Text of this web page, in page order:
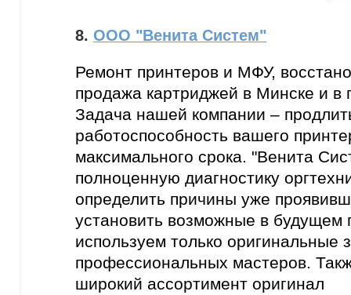
8. ООО "Венита Систем"
Ремонт принтеров и МФУ,
продажа картриджей в Минске и в
Задача нашей компании –
работоспособность вашего
максимального срока. "Венита
полноценную диагностику
определить причины уже
установить возможные в
используем только оригинальные
профессиональных мастеров.
широкий ассортимент оригинал